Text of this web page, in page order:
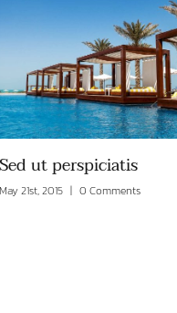
Suspendisse lectus facilis
April 5th, 2015 0 Comments